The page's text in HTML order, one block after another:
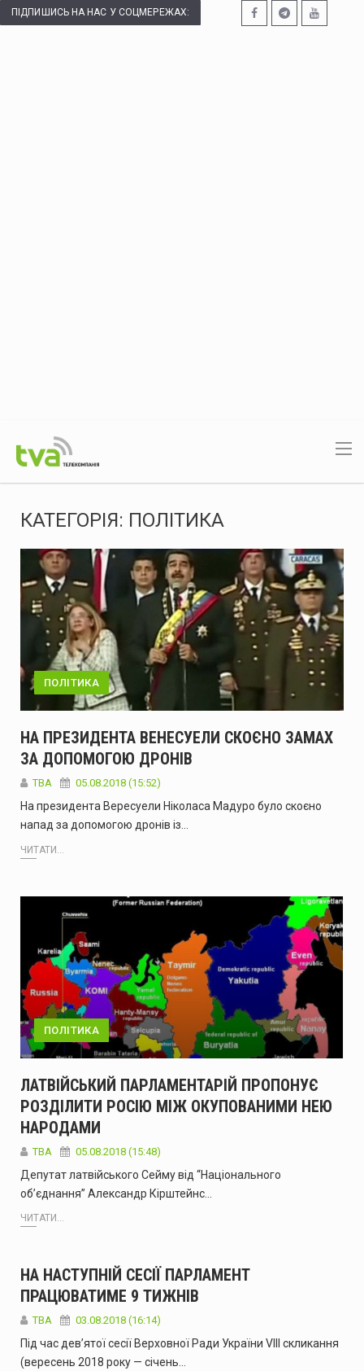
ПІДПИШИСЬ НА НАС У СОЦМЕРЕЖАХ:
КАТЕГОРІЯ: ПОЛІТИКА
ПОЛІТИКА
НА ПРЕЗИДЕНТА ВЕНЕСУЕЛИ СКОЄНО ЗАМАХ
ЗА ДОПОМОГОЮ ДРОНІВ
TBA 05.08.2018 (15:52)
На президента Вересуели Ніколаса Мадуро було скоєно
напад за допомогою дронів із…
ЧИТАТИ...
ПОЛІТИКА
ЛАТВІЙСЬКИЙ ПАРЛАМЕНТАРІЙ ПРОПОНУЄ
РОЗДІЛИТИ РОСІЮ МІЖ ОКУПОВАНИМИ НЕЮ
НАРОДАМИ
TBA 05.08.2018 (15:48)
Депутат латвійського Сейму від “Національного
об’єднання” Александр Кірштейнс…
ЧИТАТИ...
НА НАСТУПНІЙ СЕСІЇ ПАРЛАМЕНТ
ПРАЦЮВАТИМЕ 9 ТИЖНІВ
TBA 03.08.2018 (16:14)
Під час дев’ятої сесії Верховної Ради України VIII скликання
(вересень 2018 року — січень…